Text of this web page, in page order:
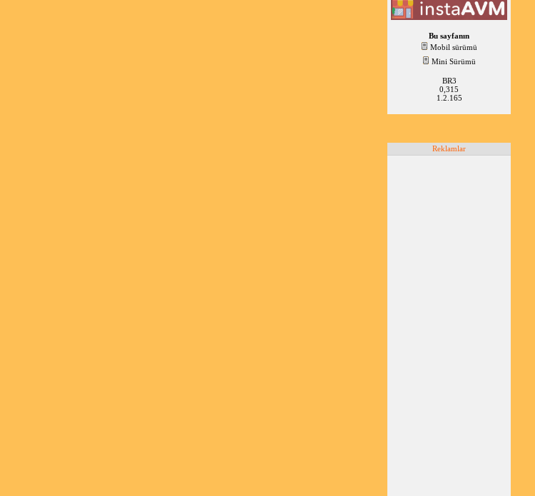
Bu sayfanın
Mobil sürümü
Mini Sürümü
BR3
0,315
1.2.165
Reklamlar